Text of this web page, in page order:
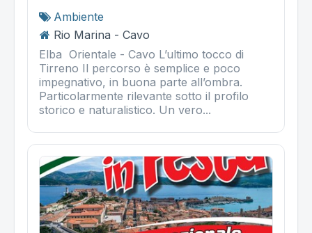
Ambiente
Rio Marina - Cavo
Elba Orientale - Cavo L’ultimo tocco di
Tirreno Il percorso è semplice e poco
impegnativo, in buona parte all’ombra.
Particolarmente rilevante sotto il profilo
storico e naturalistico. Un vero...